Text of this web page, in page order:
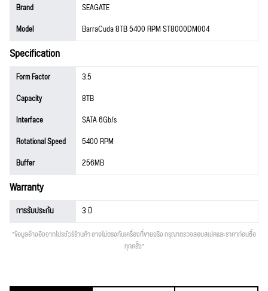
Brand
SEAGATE
Model
BarraCuda 8TB 5400 RPM ST8000DM004
Specification
Form Factor
3.5
Capacity
8TB
Interface
SATA 6Gb/s
Rotational Speed
5400 RPM
Buffer
256MB
Warranty
การรับประกัน 3 ปี
*ข้อมูลอ้างอิงจากโปรชัวร์ร้านค้า อาจไม่ตรงกับเครื่องที่ขายจริง กรุณาตรวจสอบสเปคและราคาก่อนซื้อ
ทุกครั้ง*